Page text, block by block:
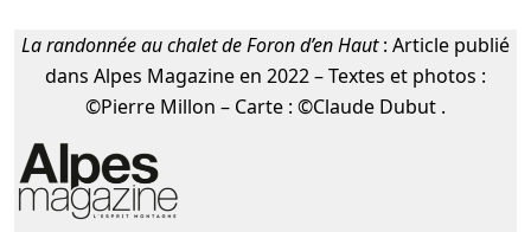
La randonnée au chalet de Foron d’en Haut: Article publié
dans Alpes Magazine en 2022 – Textes et photos :
©Pierre Millon – Carte : ©Claude Dubut .